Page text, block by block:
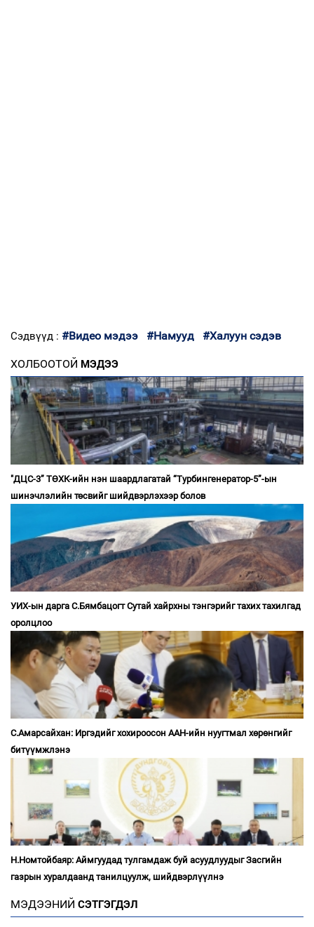
Сэдвүүд : #Видео мэдээ #Намууд #Халуун сэдэв
ХОЛБООТОЙ МЭДЭЭ
"ДЦС-3” ТӨХК-ийн нэн шаардлагатай “Турбингенератор-5”-ын
шинэчлэлийн төсвийг шийдвэрлэхээр болов
УИХ-ын дарга С.Бямбацогт Сутай хайрхны тэнгэрийг тахих тахилгад
оролцлоо
С.Амарсайхан: Иргэдийг хохироосон ААН-ийн нуугтмал хөрөнгийг
битүүмжлэнэ
Н.Номтойбаяр: Аймгуудад тулгамдаж буй асуудлуудыг Засгийн
газрын хуралдаанд танилцуулж, шийдвэрлүүлнэ
МЭДЭЭНИЙ СЭТГЭГДЭЛ